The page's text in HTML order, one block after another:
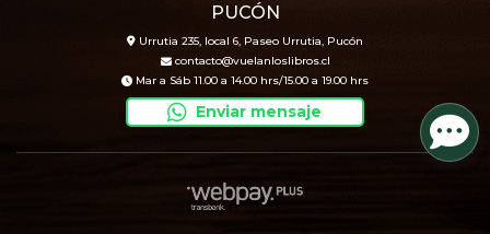
PUCÓN
Urrutia 235, local 6, Paseo Urrutia, Pucón
contacto@vuelanloslibros.cl
Mar a Sáb 11.00 a 14.00 hrs/15.00 a 19.00 hrs
Enviar mensaje